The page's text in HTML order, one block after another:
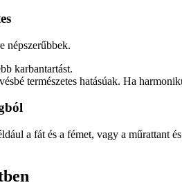
népszerűbbek.
karbantartást.
természetes hatásúak. Ha
a fát és a fémet, vagy a műrattant